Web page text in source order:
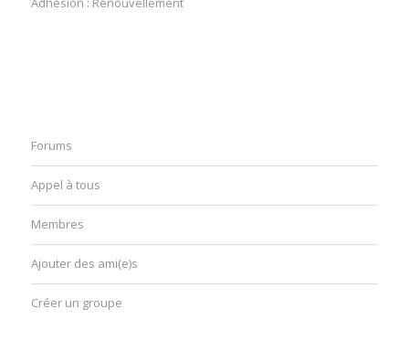
Forums
Appel à tous
Membres
Ajouter des ami(e)s
Créer un groupe